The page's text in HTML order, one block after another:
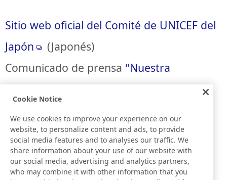
Sitio web oficial del Comité de UNICEF del
Japón
(Japonés)
Comunicado de prensa "Nuestra
respuesta a la pandemia de la COVID-19"
Cookie Notice
We use cookies to improve your experience on our
website, to personalize content and ads, to provide
social media features and to analyses our traffic. We
share information about your use of our website with
our social media, advertising and analytics partners,
who may combine it with other information that you